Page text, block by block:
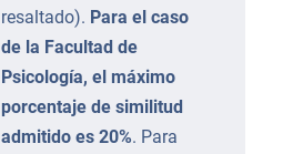
resaltado). Para el caso
de la Facultad de
Psicología, el máximo
porcentaje de similitud
admitido es 20%. Para